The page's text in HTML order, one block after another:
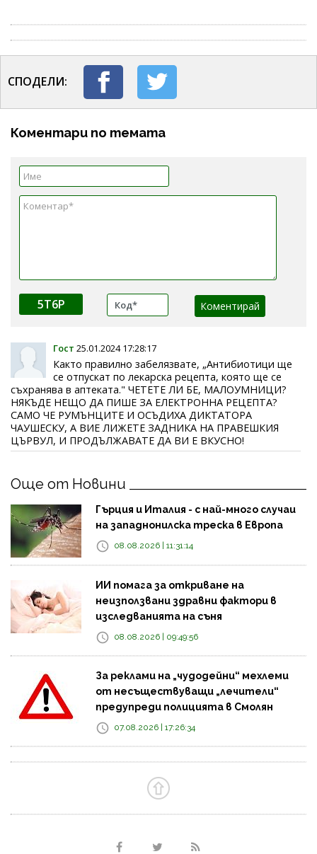
СПОДЕЛИ:
Коментари по темата
5T6P
Гост 25.01.2024 17:28:17
Както правилно забелязвате, „Антибиотици ще
се отпускат по лекарска рецепта, която ще се
съхранява в аптеката." ЧЕТЕТЕ ЛИ БЕ, МАЛОУМНИЦИ?
НЯКЪДЕ НЕЩО ДА ПИШЕ ЗА ЕЛЕКТРОННА РЕЦЕПТА?
САМО ЧЕ РУМЪНЦИТЕ И ОСЪДИХА ДИКТАТОРА
ЧАУШЕСКУ, А ВИЕ ЛИЖЕТЕ ЗАДНИКА НА ПРАВЕШКИЯ
ЦЪРВУЛ, И ПРОДЪЛЖАВАТЕ ДА ВИ Е ВКУСНО!
Още от Новини
Гърция и Италия - с най-много случаи
на западнонилска треска в Европа
08.08.2026 | 11:31:14
ИИ помага за откриване на
неизползвани здравни фактори в
изследванията на съня
08.08.2026 | 09:49:56
За реклами на „чудодейни“ мехлеми
от несъществуващи „лечители“
предупреди полицията в Смолян
07.08.2026 | 17:26:34